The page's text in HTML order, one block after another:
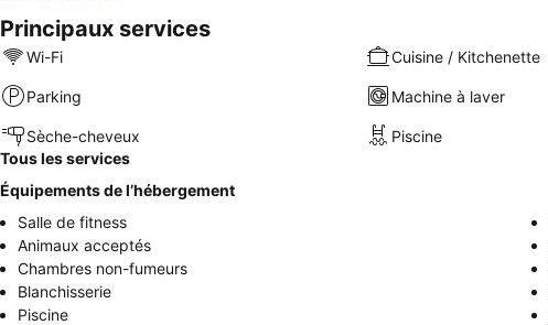
Principaux services
Wi-Fi Cuisine / Kitchenette
Parking Machine à laver
Sèche-cheveux Piscine
Tous les services
Équipements de l’hébergement
Salle de fitness
Animaux acceptés
Chambres non-fumeurs
Blanchisserie
Piscine